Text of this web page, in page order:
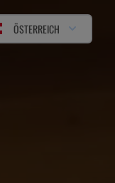
ÖSTERREICH